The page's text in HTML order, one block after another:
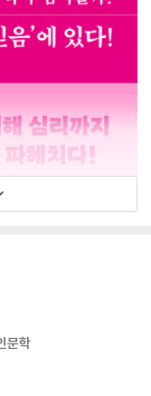
문학